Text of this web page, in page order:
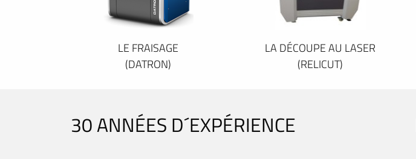
LE FRAISAGE
(DATRON)
LA DÉCOUPE AU LASER
(RELICUT)
30 ANNÉES D´EXPÉRIENCE